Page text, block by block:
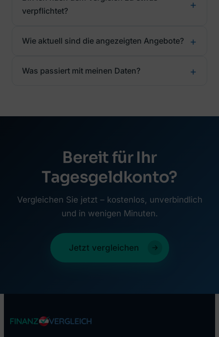
verpflichtet?
Wie aktuell sind die angezeigten Angebote?
Was passiert mit meinen Daten?
Bereit für Ihr
Tagesgeldkonto?
Vergleichen Sie jetzt – kostenlos, unverbindlich
und in wenigen Minuten.
Jetzt vergleichen